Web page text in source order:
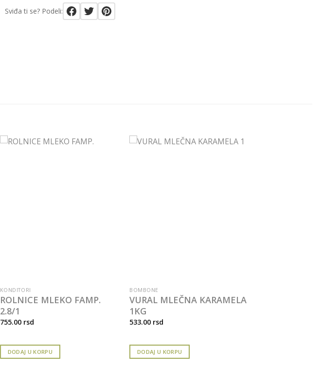
Sviđa ti se? Podeli:
KONDITORI
ROLNICE MLEKO FAMP.
2.8/1
755.00 rsd
DODAJ U KORPU
BOMBONE
VURAL MLEČNA KARAMELA
1KG
533.00 rsd
DODAJ U KORPU